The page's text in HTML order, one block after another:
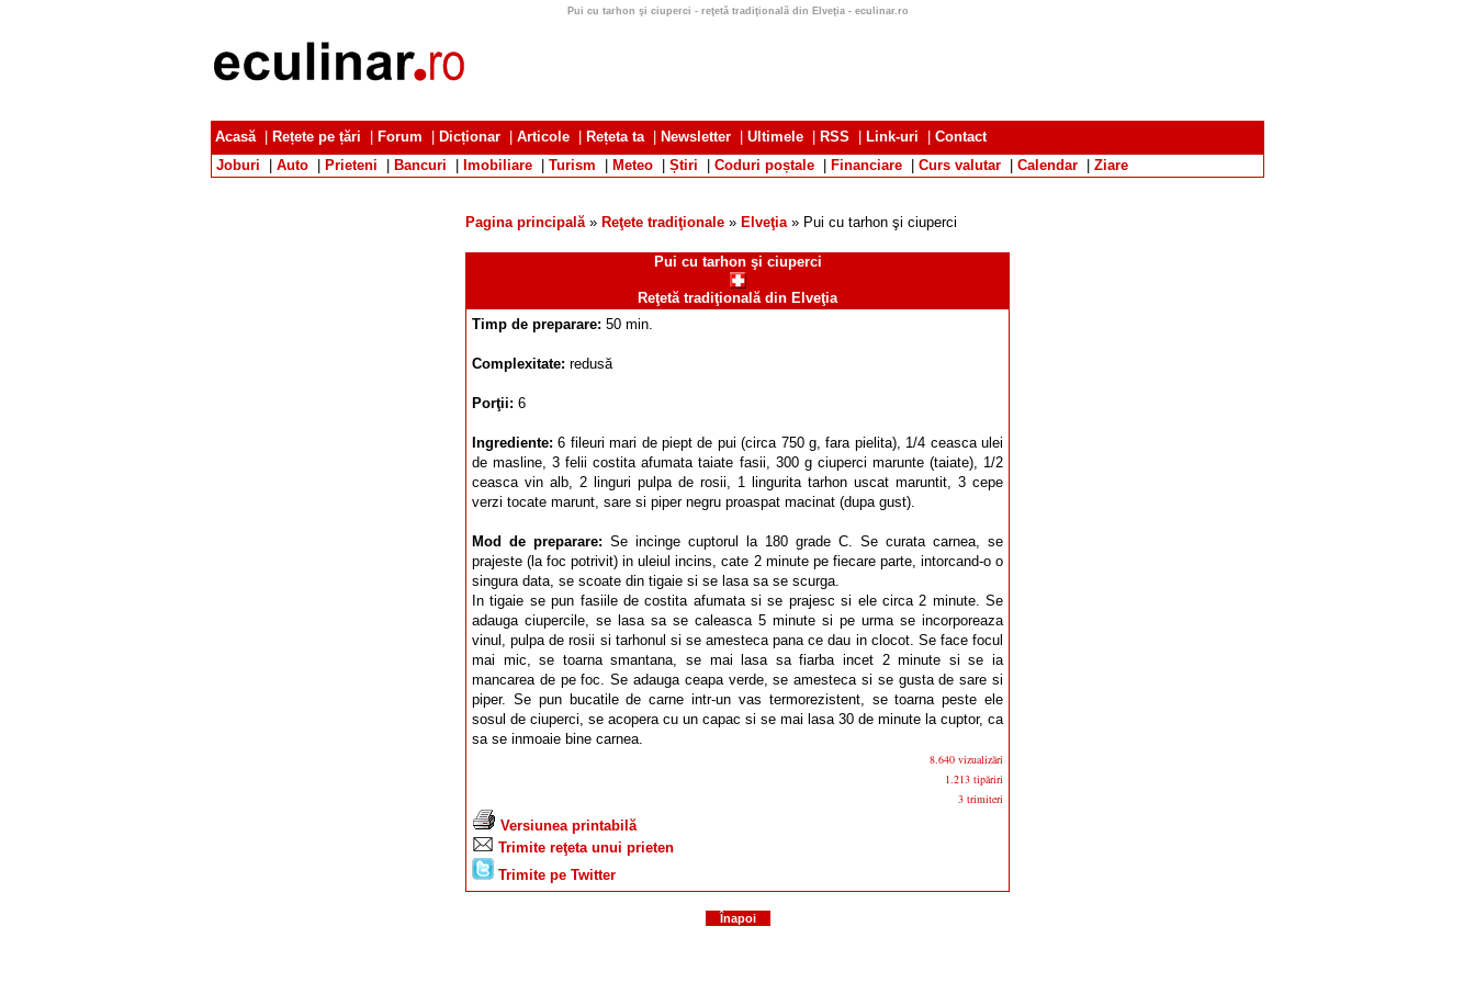
Pui cu tarhon şi ciuperci - reţetă tradiţională din Elveţia - eculinar.ro
Acasă| Rețete pe țări Forum Dicționar Articole Rețeta ta| Newsletter Ultimele RSS Link-uri
Contact
Joburi
Auto Prieteni Bancuri Imobiliare Turism Meteo Știri Coduri poștale Financiare Curs valutar Calendar Ziare
Pagina principală» Reţete tradiţionale » Elveţia» Pui cu tarhon şi ciuperci
Pui cu tarhon şi ciuperci
Reţetă tradiţională din Elveţia
Timp de preparare: 50 min.
Complexitate: redusă
Porţii: 6
Ingrediente:6 fileuri mari de piept de pui (circa 750 g, fara pielita), 1/4 ceasca ulei
de masline, 3 felii costita afumata taiate fasii, 300 g ciuperci marunte (taiate), 1/2
ceasca vin alb, 2 linguri pulpa de rosii, 1 lingurita tarhon uscat maruntit, 3 cepe
verzi tocate marunt, sare si piper negru proaspat macinat (dupa gust).
Mod de preparare: Se incinge cuptorul la 180 grade C. Se curata carnea, se
prajeste (la foc potrivit) in uleiul incins, cate 2 minute pe fiecare parte, intorcand-o o
singura data, se scoate din tigaie si se lasa sa se scurga.
In tigaie se pun fasiile de costita afumata si se prajesc si ele circa 2 minute. Se
adauga ciupercile, se lasa sa se caleasca 5 minute si pe urma se incorporeaza
vinul, pulpa de rosii si tarhonul si se amesteca pana ce dau in clocot. Se face focul
mai mic, se toarna smantana, se mai lasa sa fiarba incet 2 minute si se ia
mancarea de pe foc. Se adauga ceapa verde, se amesteca si se gusta de sare si
piper. Se pun bucatile de carne intr-un vas termorezistent, se toarna peste ele
sosul de ciuperci, se acopera cu un capac si se mai lasa 30 de minute la cuptor, ca
sa se inmoaie bine carnea.
8.640 vizualizări
1.213 tipăriri
3 trimiteri
Versiunea printabilă
Trimite reţeta unui prieten
Trimite pe Twitter
Înapoi